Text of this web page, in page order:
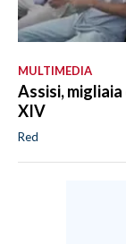
MULTIMEDIA
Assisi,
XIV
Red